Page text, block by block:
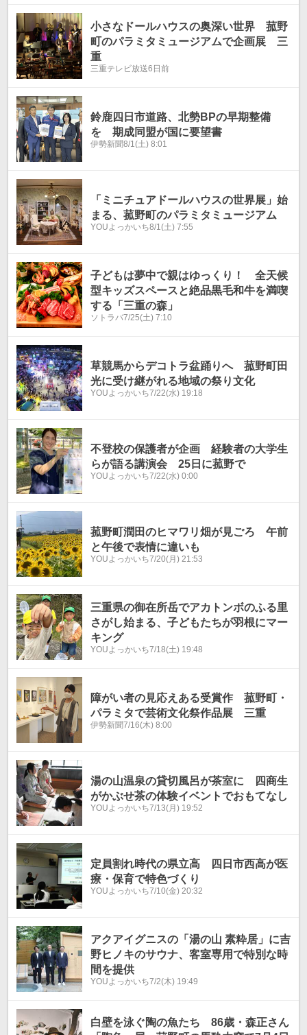
小さなドールハウスの奥深い世界 菰野
町のパラミタミュージアムで企画展 三
重
三重テレビ放送6日前
鈴鹿四日市道路、北勢BPの早期整備
を 期成同盟が国に要望書
伊勢新聞8/1(土) 8:01
「ミニチュアドールハウスの世界展」始
まる、菰野町のパラミタミュージアム
YOUよっかいち8/1(土) 7:55
子どもは夢中で親はゆっくり！ 全天候
型キッズスペースと絶品黒毛和牛を満喫
する「三重の森」
ソトラバ7/25(土) 7:10
草競馬からデコトラ盆踊りへ 菰野町田
光に受け継がれる地域の祭り文化
YOUよっかいち7/22(水) 19:18
不登校の保護者が企画 経験者の大学生
らが語る講演会 25日に菰野で
YOUよっかいち7/22(水) 0:00
菰野町潤田のヒマワリ畑が見ごろ 午前
と午後で表情に違いも
YOUよっかいち7/20(月) 21:53
三重県の御在所岳でアカトンボのふる里
さがし始まる、子どもたちが羽根にマー
キング
YOUよっかいち7/18(土) 19:48
障がい者の見応えある受賞作 菰野町・
パラミタで芸術文化祭作品展 三重
伊勢新聞7/16(木) 8:00
湯の山温泉の貸切風呂が茶室に 四商生
がかぶせ茶の体験イベントでおもてなし
YOUよっかいち7/13(月) 19:52
定員割れ時代の県立高 四日市西高が医
療・保育で特色づくり
YOUよっかいち7/10(金) 20:32
アクアイグニスの「湯の山 素粋居」に吉
野ヒノキのサウナ、客室専用で特別な時
間を提供
YOUよっかいち7/2(木) 19:49
白壁を泳ぐ陶の魚たち 86歳・森正さん